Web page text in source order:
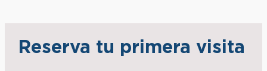
Reserva tu primera visita